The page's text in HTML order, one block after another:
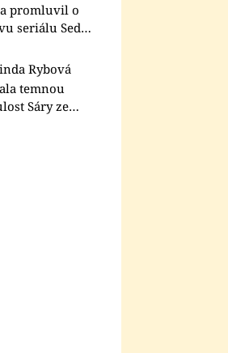
promluvil o
seriálu Sedm
temnou
Sáry ze